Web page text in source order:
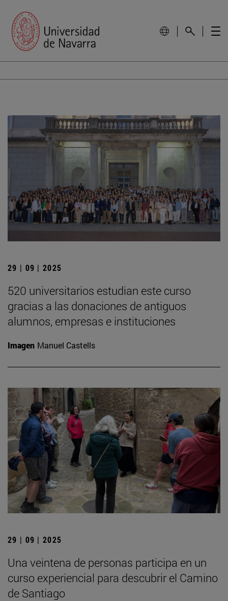
29 | 09 | 2025
520 universitarios estudian este curso
gracias a las donaciones de antiguos
alumnos, empresas e instituciones
Imagen Manuel Castells
29 | 09 | 2025
Una veintena de personas participa en un
curso experiencial para descubrir el Camino
de Santiago